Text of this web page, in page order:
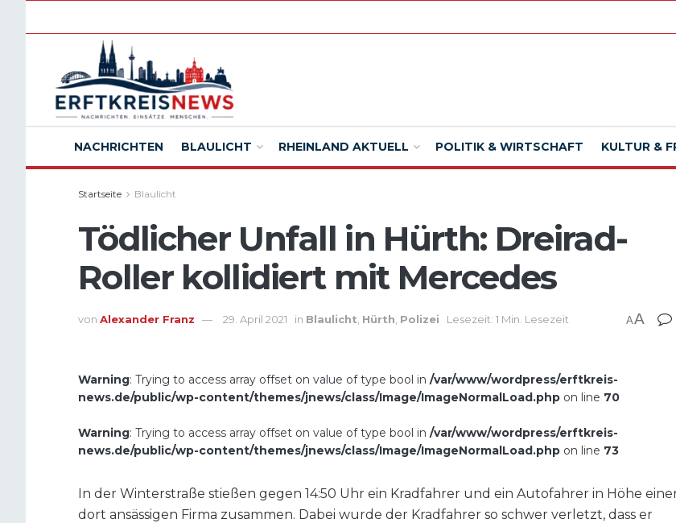
NACHRICHTEN BLAULICHT RHEINLAND AKTUELL POLITIK & WIRTSCHAFT KULTUR &
Startseite Blaulicht
Tödlicher Unfall in Hürth: Dreirad-
Roller kollidiert mit Mercedes
von Alexander Franz 29. April 2021 in Blaulicht, Hürth, Polizei Lesezeit: 1 Min. Lesezeit AA
Warning: Trying to access array offset on value of type bool in /var/www/wordpress/erftkreis-
news.de/public/wp-content/themes/jnews/class/Image/ImageNormalLoad.php on line 70
Warning: Trying to access array offset on value of type bool in /var/www/wordpress/erftkreis-
news.de/public/wp-content/themes/jnews/class/Image/ImageNormalLoad.php on line 73
In der Winterstraße stießen gegen 14:50 Uhr ein Kradfahrer und ein Autofahrer in Höhe
dort ansässigen Firma zusammen. Dabei wurde der Kradfahrer so schwer verletzt, dass er